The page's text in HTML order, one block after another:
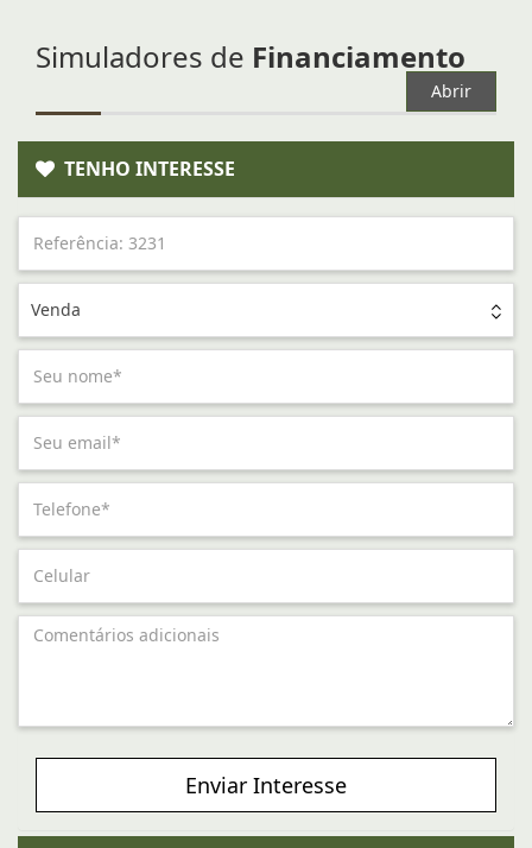
Simuladores de Financiamento
Abrir
TENHO INTERESSE
Venda
Enviar Interesse